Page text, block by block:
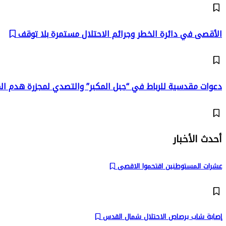
الأقصى في دائرة الخطر وجرائم الاحتلال مستمرة بلا توقف
دعوات مقدسية للرباط في “جبل المكبر” والتصدي لمجزرة هدم
أحدث الأخبار
عشرات المستوطنين اقتحموا الاقصى
إصابة شاب برصاص الاحتلال شمال القدس